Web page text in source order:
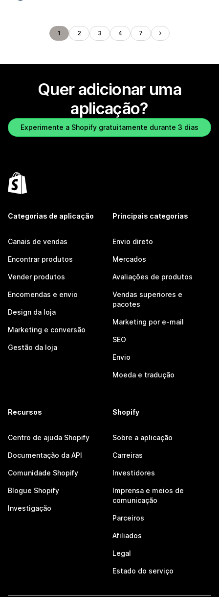
1 2 3 4 7
Quer adicionar uma
aplicação?
Experimente a Shopify gratuitamente durante 3 dias
Categorias de aplicação
Canais de vendas
Encontrar produtos
Vender produtos
Encomendas e envio
Design da loja
Marketing e conversão
Gestão da loja
Principais categorias
Envio direto
Mercados
Avaliações de produtos
Vendas superiores e
pacotes
Marketing por e-mail
SEO
Envio
Moeda e tradução
Recursos
Centro de ajuda Shopify
Documentação da API
Comunidade Shopify
Blogue Shopify
Investigação
Shopify
Sobre a aplicação
Carreiras
Investidores
Imprensa e meios de
comunicação
Parceiros
Afiliados
Legal
Estado do serviço